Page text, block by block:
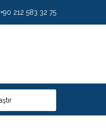
+90 212 583 32 75